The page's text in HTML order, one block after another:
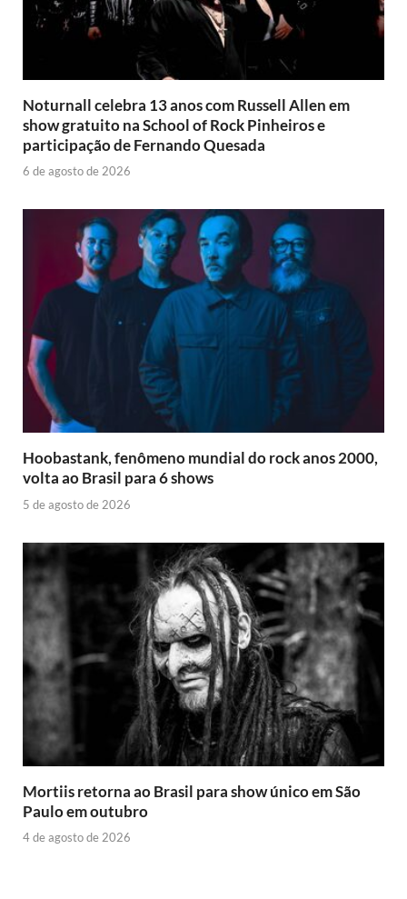
Noturnall celebra 13 anos com Russell Allen em
show gratuito na School of Rock Pinheiros e
participação de Fernando Quesada
6 de agosto de 2026
Hoobastank, fenômeno mundial do rock anos 2000,
volta ao Brasil para 6 shows
5 de agosto de 2026
Mortiis retorna ao Brasil para show único em São
Paulo em outubro
4 de agosto de 2026